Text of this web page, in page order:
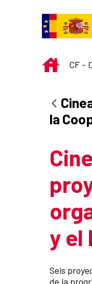
INICIO
CF -
la
y el
Seis
de la